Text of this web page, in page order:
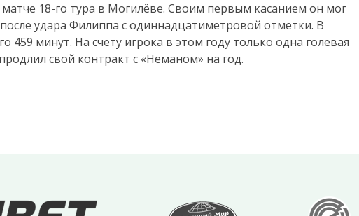
18-го тура в Могилёве. Своим первым касанием он мог
удара Филиппа с одиннадцатиметровой отметки. В
минут. На счету игрока в этом году только одна голевая
свой контракт с «Неманом» на год.